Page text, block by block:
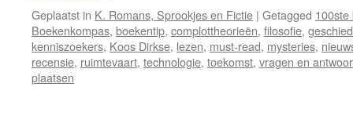
Geplaatst in K. Romans, Sprookjes en Fictie | Getagged 100ste
Boekenkompas, boekentip, complottheorieën, filosofie,
kenniszoekers, Koos Dirkse, lezen, must-read, mysteries,
recensie, ruimtevaart, technologie, toekomst, vragen en
plaatsen